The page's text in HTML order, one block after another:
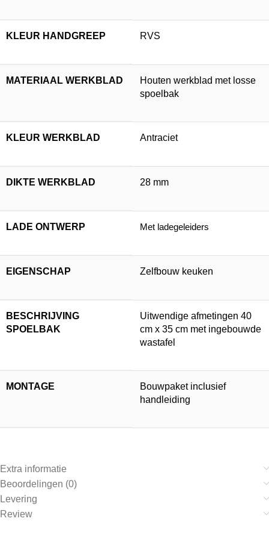
KLEUR HANDGREEP RVS
MATERIAAL WERKBLAD
Houten werkblad met losse
spoelbak
KLEUR WERKBLAD Antraciet
DIKTE WERKBLAD 28 mm
LADE ONTWERP Met ladegeleiders
EIGENSCHAP Zelfbouw keuken
BESCHRIJVING
SPOELBAK
Uitwendige afmetingen 40
cm x 35 cm met ingebouwde
wastafel
MONTAGE
Bouwpaket inclusief
handleiding
Extra informatie
Beoordelingen (0)
Levering
Review